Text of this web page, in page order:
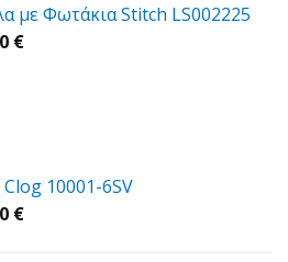
€.
τιμή
είναι:
με Φωτάκια Stitch LS002225
€Η
10001-6SV
€Η